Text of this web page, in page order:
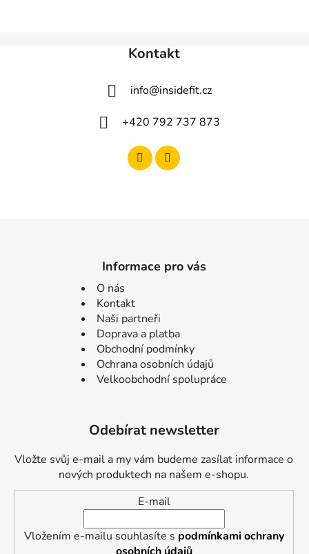
Kontakt
info@insidefit.cz
+420 792 737 873
Informace pro vás
O nás
Kontakt
Naši partneři
Doprava a platba
Obchodní podmínky
Ochrana osobních údajů
Velkoobchodní spolupráce
Odebírat newsletter
Vložte svůj e-mail a my vám budeme zasílat informace o
nových produktech na našem e-shopu.
E-mail
Vložením e-mailu souhlasíte s podmínkami ochrany